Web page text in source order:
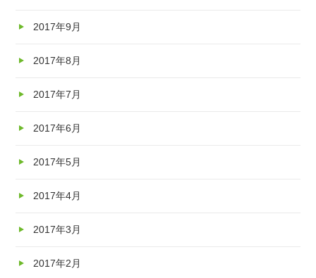
2017年9月
2017年8月
2017年7月
2017年6月
2017年5月
2017年4月
2017年3月
2017年2月